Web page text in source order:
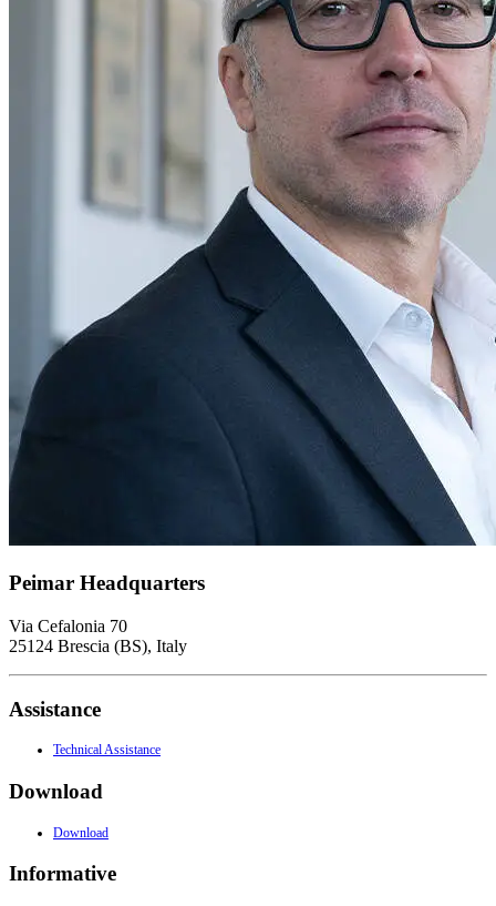
Peimar Headquarters
Via Cefalonia 70
25124 Brescia (BS), Italy
Assistance
Technical Assistance
Download
Download
Informative